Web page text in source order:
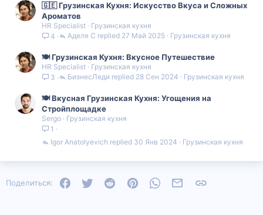
🇬🇪 Грузинская Кухня: Искусство Вкуса и Сложных
Ароматов
HR Specialist
Грузинская кухня
4
Грузинская кухня
27 Май 2025
Аделя С
🍽️ Грузинская Кухня: Вкусное Путешествие
HR Specialist
Грузинская кухня
3
Грузинская кухня
28 Сен 2024
БизнесЛеди
🍽️ Вкусная Грузинская Кухня: Угощения на
Стройплощадке
Sergo
Грузинская кухня
1
Грузинская кухня
30 Янв 2024
Igor Anatolyevich
Поделиться: FacebookTwitter Reddit PinterestWhatsAppЭлектронная почта